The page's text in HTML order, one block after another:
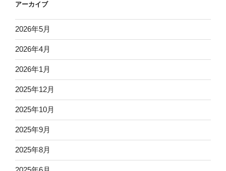
アーカイブ
2026年5月
2026年4月
2026年1月
2025年12月
2025年10月
2025年9月
2025年8月